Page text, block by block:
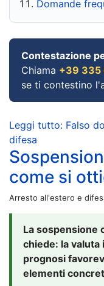
Domande
Contestazione
Chiama +39
se ti contestino
Leggi tutto: Falso
difesa
come si
Arresto all'estero e
La sospensione
chiede: la valuta
prognosi
elementi